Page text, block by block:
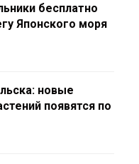
бесплатно
Японского моря
новые
появятся по